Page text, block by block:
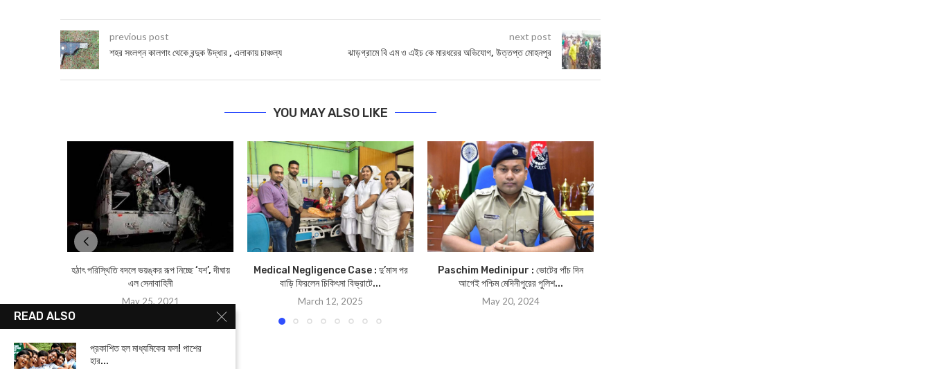
previous post
শহর সংলগ্ন কালগাং থেকে বন্দুক উদ্ধার , এলাকায় চাঞ্চল্য
next post
ঝাড়গ্রামে বি এম ও এইচ কে মারধরের অভিযোগ, উত্তপ্ত মোহনপুর
YOU MAY ALSO LIKE
হঠাৎ পরিস্থিতি বদলে ভয়ঙ্কর রূপ নিচ্ছে ‘যশ’, দীঘায়
এল সেনাবাহিনী
May 25, 2021
Medical Negligence Case : দু’মাস পর
বাড়ি ফিরলেন চিকিৎসা বিভ্রাটে...
March 12, 2025
Paschim Medinipur : ভোটের পাঁচ দিন
আগেই পশ্চিম মেদিনীপুরের পুলিশ...
May 20, 2024
READ ALSO
প্রকাশিত হল মাধ্যমিকের ফল! পাশের
হার...